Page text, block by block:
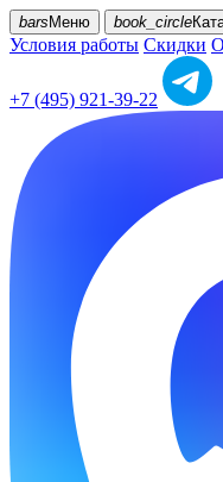
bars Меню book_circle
Условия работы Скидки
+7 (495) 921-39-22